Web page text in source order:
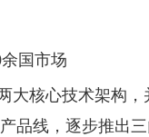
核心技术架构，
品线，逐步推出